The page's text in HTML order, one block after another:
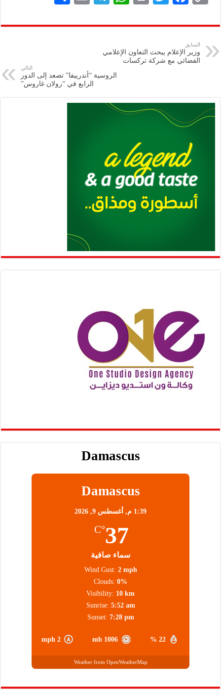
p
y
Li
eb
k
tt
nt
at
A
p
gr
ai
ar
السابق
وزير الإعلام يبحث التعاون الإعلامي
الفضائي مع شركة تركسات
التالي
الروسية “أندرييفا” تصعد إلى الدور
الرابع في “رولان غاروس”
Damascus
Damascus
1:39 م, أغسطس 9, 2026
37
°C
سماء صافية
22 %
1006 mb
2 mph
Wind Gust: 2 mph
Clouds: 0%
Visibility: 10 km
Sunrise: 5:52 am
Sunset: 7:28 pm
Weather from OpenWeatherMap